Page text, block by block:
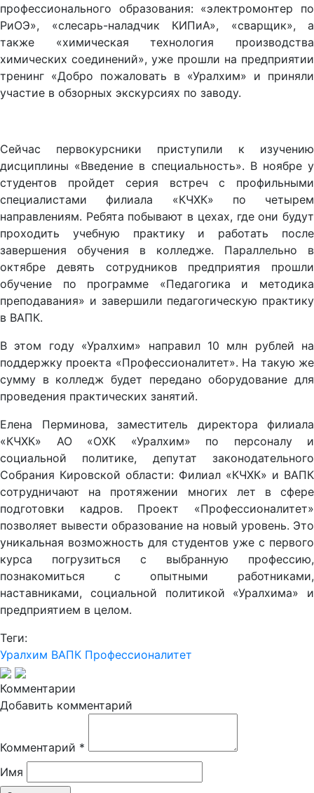
профессионального образования: «электромонтер по
РиОЭ», «слесарь-наладчик КИПиА», «сварщик», а
также «химическая технология производства
химических соединений», уже прошли на предприятии
тренинг «Добро пожаловать в «Уралхим» и приняли
участие в обзорных экскурсиях по заводу.
Сейчас первокурсники приступили к изучению
дисциплины «Введение в специальность». В ноябре у
студентов пройдет серия встреч с профильными
специалистами филиала «КЧХК» по четырем
направлениям. Ребята побывают в цехах, где они будут
проходить учебную практику и работать после
завершения обучения в колледже. Параллельно в
октябре девять сотрудников предприятия прошли
обучение по программе «Педагогика и методика
преподавания» и завершили педагогическую практику
в ВАПК.
В этом году «Уралхим» направил 10 млн рублей на
поддержку проекта «Профессионалитет». На такую же
сумму в колледж будет передано оборудование для
проведения практических занятий.
Елена Перминова, заместитель директора филиала
«КЧХК» АО «ОХК «Уралхим» по персоналу и
социальной политике, депутат законодательного
Собрания Кировской области: Филиал «КЧХК» и ВАПК
сотрудничают на протяжении многих лет в сфере
подготовки кадров. Проект «Профессионалитет»
позволяет вывести образование на новый уровень. Это
уникальная возможность для студентов уже с первого
курса погрузиться с выбранную профессию,
познакомиться с опытными работниками,
наставниками, социальной политикой «Уралхима» и
предприятием в целом.
Теги:
Уралхим ВАПК Профессионалитет
Комментарии
Добавить комментарий
Комментарий *
Имя